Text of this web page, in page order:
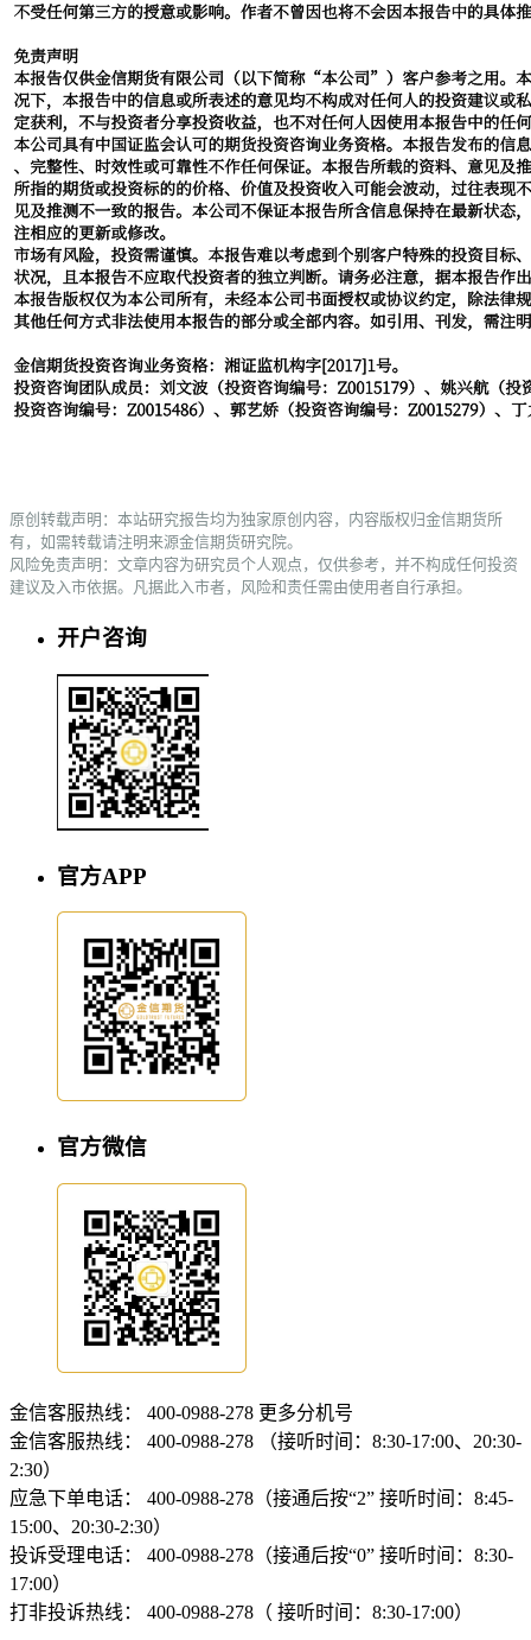
原创转载声明：本站研究报告均为独家原创内容，内容版权归金信期货所
有，如需转载请注明来源金信期货研究院。
风险免责声明：文章内容为研究员个人观点，仅供参考，并不构成任何投资
建议及入市依据。凡据此入市者，风险和责任需由使用者自行承担。
开户咨询
官方APP
官方微信
金信客服热线： 400-0988-278 更多分机号
金信客服热线：
400-0988-278 （接听时间：8:30-17:00、20:30-
2:30）
应急下单电话：
400-0988-278（接通后按“2” 接听时间：8:45-
15:00、20:30-2:30）
投诉受理电话：
400-0988-278（接通后按“0” 接听时间：8:30-
17:00）
打非投诉热线：
400-0988-278（ 接听时间：8:30-17:00）